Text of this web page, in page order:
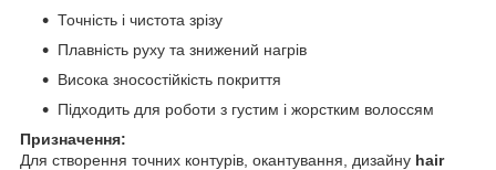
Точність і чистота зрізу
Плавність руху та знижений нагрів
Висока зносостійкість покриття
Підходить для роботи з густим і жорстким волоссям
Призначення:
Для створення точних контурів, окантування, дизайну hair